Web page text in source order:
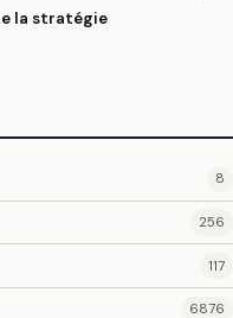
la stratégie
8
256
117
6876